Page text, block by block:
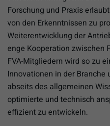
Forschung und Praxis
von den Erkenntnissen zu
Weiterentwicklung der
enge Kooperation zwischen
FVA-Mitgliedern wird so zu
Innovationen in der
abseits des allgemeinen
optimierte und technisch
effizient zu entwickeln.